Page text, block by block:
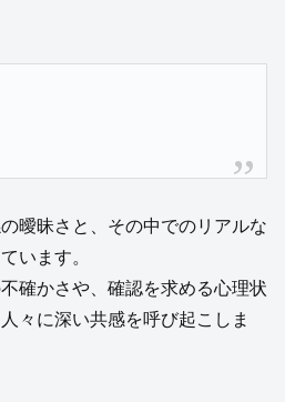
曖昧さと、その中でのリアルな
います。
確かさや、確認を求める心理状
々に深い共感を呼び起こしま